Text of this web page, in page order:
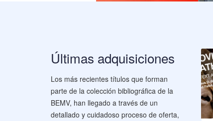
Últimas adquisiciones
Los más recientes títulos que forman
parte de la colección bibliográfica de la
BEMV, han llegado a través de un
detallado y cuidadoso proceso de oferta,